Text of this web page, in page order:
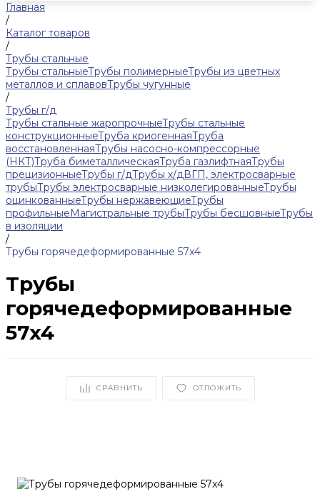
Главная
/
Каталог товаров
/
Трубы стальные
Трубы стальныеТрубы полимерныеТрубы из цветных
металлов и сплавовТрубы чугунные
/
Трубы г/д
Трубы стальные жаропрочныеТрубы стальные
конструкционныеТруба криогеннаяТруба
восстановленнаяТрубы насосно-компрессорные
(НКТ)Труба биметаллическаяТруба газлифтнаяТрубы
прецизионныеТрубы г/дТрубы х/дВГП, электросварные
трубыТрубы электросварные низколегированныеТрубы
оцинкованныеТрубы нержавеющиеТрубы
профильныеМагистральные трубыТрубы бесшовныеТрубы
в изоляции
/
Трубы горячедеформированные 57x4
Трубы
горячедеформированные
57x4
СРАВНИТЬ ОТЛОЖИТЬ